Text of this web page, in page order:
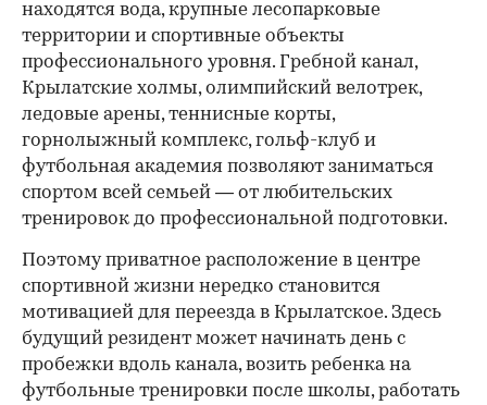
находятся вода, крупные лесопарковые
территории и спортивные объекты
профессионального уровня. Гребной канал,
Крылатские холмы, олимпийский велотрек,
ледовые арены, теннисные корты,
горнолыжный комплекс, гольф-клуб и
футбольная академия позволяют заниматься
спортом всей семьей — от любительских
тренировок до профессиональной подготовки.
Поэтому приватное расположение в центре
спортивной жизни нередко становится
мотивацией для переезда в Крылатское. Здесь
будущий резидент может начинать день с
пробежки вдоль канала, возить ребенка на
футбольные тренировки после школы, работать